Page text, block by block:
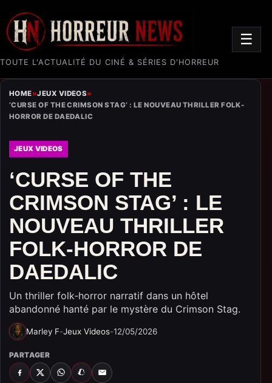
TOUTE L'ACTUALITÉ DU CINÉ & SÉRIES D'HORREUR
☰
HOME»JEUX VIDEOS»
‘CURSE OF THE CRIMSON STAG’ : LE NOUVEAU THRILLER FOLK-
HORROR DE DAEDALIC
JEUX VIDEOS
‘CURSE OF THE
CRIMSON STAG’ : LE
NOUVEAU THRILLER
FOLK-HORROR DE
DAEDALIC
Un thriller folk‑horror narratif dans un hôtel
abandonné hanté par le mystère du Crimson Stag.
Marley F-Jeux Videos-12/05/2026
PARTAGER
FACEBOOK
X WHATSAPP
SNAPCHAT
EMAIL